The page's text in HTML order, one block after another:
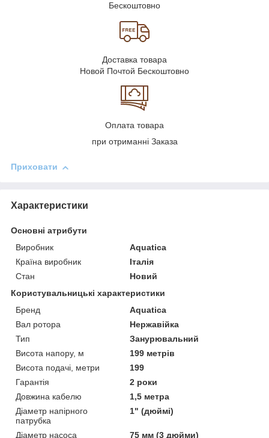
Бескоштовно
Доставка товара
Новой Почтой Бескоштовно
Оплата товара
при отриманні Заказа
Приховати
Характеристики
Основні атрибути
Виробник
Aquatica
Країна виробник
Італія
Стан
Новий
Користувальницькі характеристики
Бренд
Aquatica
Вал ротора
Нержавійка
Тип
Занурювальний
Висота напору, м
199 метрів
Висота подачі, метри
199
Гарантія
2 роки
Довжина кабелю
1,5 метра
Діаметр напірного
патрубка
1" (дюймі)
Діаметр насоса 75 мм (3 дюйми)